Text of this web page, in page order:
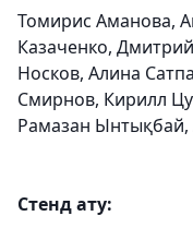
Томирис Аманова,
Казаченко,
Носков, Алина
Смирнов, Кирилл
Рамазан
Стенд ату: